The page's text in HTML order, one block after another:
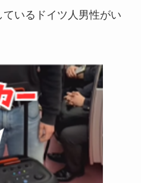
いるドイツ人男性がい